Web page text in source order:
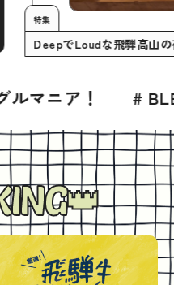
見ど
DeepでLoudな
# BLESS 2026年7月